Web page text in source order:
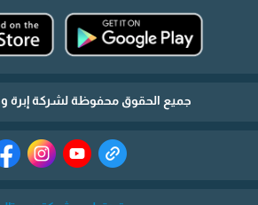
جميع الحقوق محفوظة لشركة إبرة